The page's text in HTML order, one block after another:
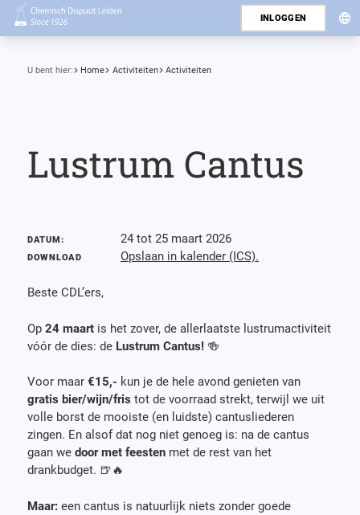
INLOGGEN
U bent hier: Home Activiteiten Activiteiten
Lustrum Cantus
DATUM: 24 tot 25 maart 2026
DOWNLOAD Opslaan in kalender (ICS).
Beste CDL’ers,
Op24 maart is het zover, de allerlaatste lustrumactiviteit
vóór de dies: de Lustrum Cantus! 🍻
Voor maar€15,- kun je de hele avond genieten van
gratis bier/wijn/fris tot de voorraad strekt, terwijl we uit
volle borst de mooiste (en luidste) cantusliederen
zingen. En alsof dat nog niet genoeg is: na de cantus
gaan wedoor met feesten met de rest van het
drankbudget. 🍺🔥
Maar: een cantus is natuurlijk niets zonder goede